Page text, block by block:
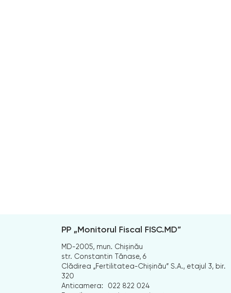
PP „Monitorul Fiscal FISC.MD”
MD-2005, mun. Chișinău
str. Constantin Tănase, 6
Clădirea „Fertilitatea-Chișinău” S.A., etajul 3, bir.
320
Anticamera:
022 822 024